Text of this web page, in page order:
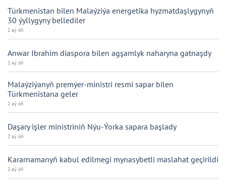
Türkmenistan bilen Malaýziýa energetika hyzmatdaşlygynyň
30 ýyllygyny bellediler
2 aý öň
Anwar Ibrahim diaspora bilen agşamlyk naharyna gatnaşdy
2 aý öň
Malaýziýanyň premýer-ministri resmi sapar bilen
Türkmenistana geler
2 aý öň
Daşary işler ministriniň Nýu-Ýorka sapara başlady
2 aý öň
Kararnamanyň kabul edilmegi mynasybetli maslahat geçirildi
2 aý öň